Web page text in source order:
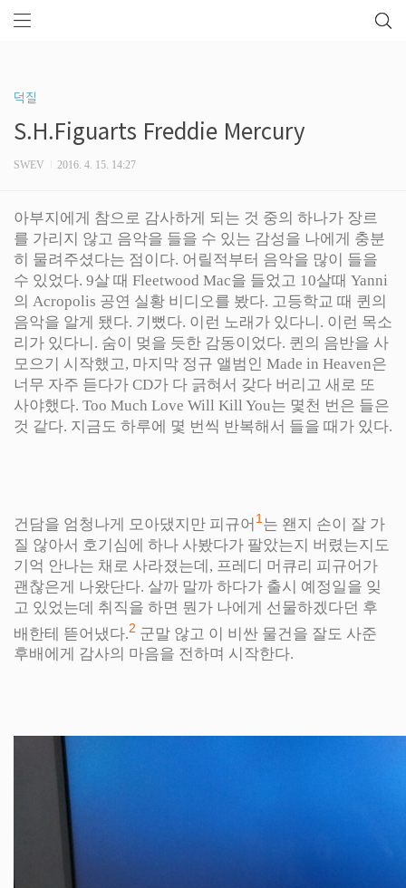
덕질
S.H.Figuarts Freddie Mercury
SWEV 2016. 4. 15. 14:27
아부지에게 참으로 감사하게 되는 것 중의 하나가 장르
를 가리지 않고 음악을 들을 수 있는 감성을 나에게 충분
히 물려주셨다는 점이다. 어릴적부터 음악을 많이 들을
수 있었다. 9살 때 Fleetwood Mac을 들었고 10살때 Yanni
의 Acropolis 공연 실황 비디오를 봤다. 고등학교 때 퀸의
음악을 알게 됐다. 기뻤다. 이런 노래가 있다니. 이런 목소
리가 있다니. 숨이 멎을 듯한 감동이었다. 퀸의 음반을 사
모으기 시작했고, 마지막 정규 앨범인 Made in Heaven은
너무 자주 듣다가 CD가 다 긁혀서 갖다 버리고 새로 또
사야했다. Too Much Love Will Kill You는 몇천 번은 들은
것 같다. 지금도 하루에 몇 번씩 반복해서 들을 때가 있다.
건담을 엄청나게 모아댔지만 피규어 1 는 왠지 손이 잘 가
질 않아서 호기심에 하나 사봤다가 팔았는지 버렸는지도
기억 안나는 채로 사라졌는데, 프레디 머큐리 피규어가
괜찮은게 나왔단다. 살까 말까 하다가 출시 예정일을 잊
고 있었는데 취직을 하면 뭔가 나에게 선물하겠다던 후
배한테 뜯어냈다.2 군말 않고 이 비싼 물건을 잘도 사준
후배에게 감사의 마음을 전하며 시작한다.